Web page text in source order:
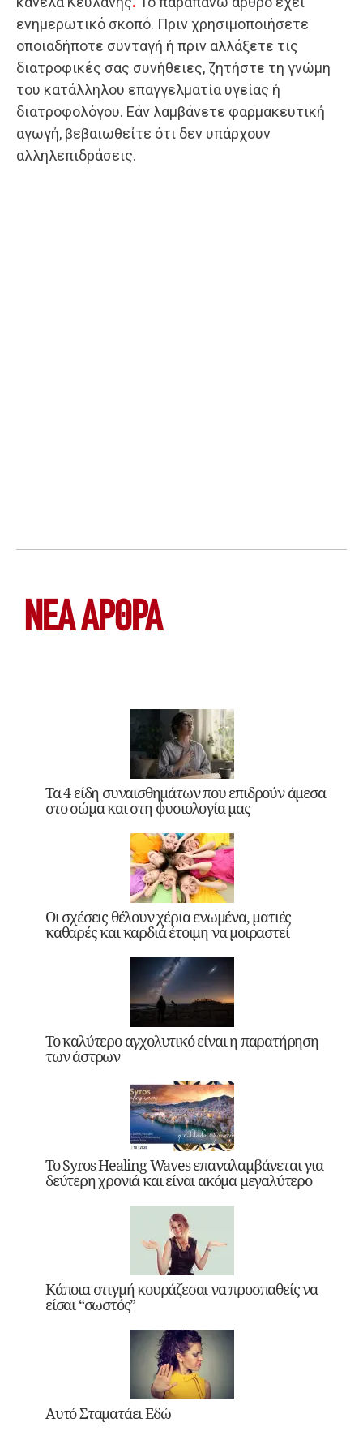
ενημερωτικό σκοπό. Πριν χρησιμοποιήσετε
οποιαδήποτε συνταγή ή πριν αλλάξετε τις
διατροφικές σας συνήθειες, ζητήστε τη γνώμη
του κατάλληλου επαγγελματία υγείας ή
διατροφολόγου. Εάν λαμβάνετε φαρμακευτική
αγωγή, βεβαιωθείτε ότι δεν υπάρχουν
αλληλεπιδράσεις.
ΝΕΑ ΆΡΘΡΑ
Τα 4 είδη συναισθημάτων που επιδρούν άμεσα
στο σώμα και στη φυσιολογία μας
Οι σχέσεις θέλουν χέρια ενωμένα, ματιές
καθαρές και καρδιά έτοιμη να μοιραστεί
Το καλύτερο αγχολυτικό είναι η παρατήρηση
των άστρων
Το Syros Healing Waves επαναλαμβάνεται για
δεύτερη χρονιά και είναι ακόμα μεγαλύτερο
Κάποια στιγμή κουράζεσαι να προσπαθείς να
είσαι “σωστός”
Αυτό Σταματάει Εδώ